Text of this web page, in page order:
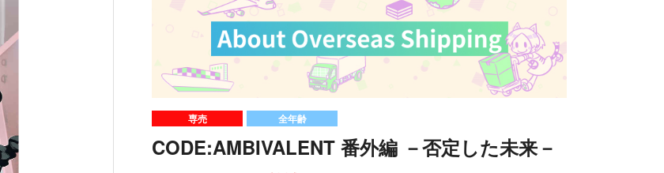
専売 全年齢
CODE:AMBIVALENT 番外編 －否定した未来－